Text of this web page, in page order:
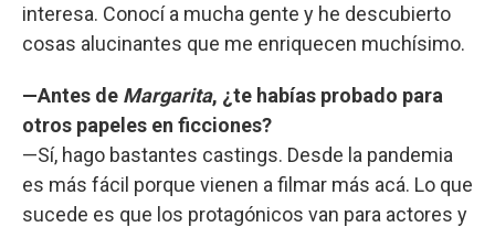
interesa. Conocí a mucha gente y he descubierto
cosas alucinantes que me enriquecen muchísimo.
—Antes de Margarita, ¿te habías probado para
otros papeles en ficciones?
—Sí, hago bastantes castings. Desde la pandemia
es más fácil porque vienen a filmar más acá. Lo que
sucede es que los protagónicos van para actores y